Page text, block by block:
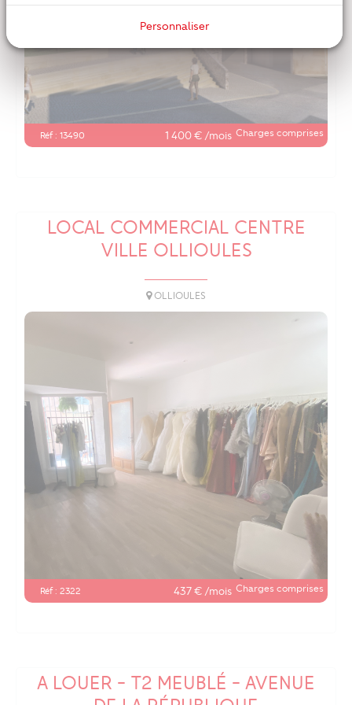
Réf : 13490 1 400 € /mois Charges comprises
LOCAL COMMERCIAL CENTRE
VILLE OLLIOULES
OLLIOULES
Réf : 2322 437 € /mois Charges comprises
A LOUER - T2 MEUBLÉ - AVENUE
Personnaliser